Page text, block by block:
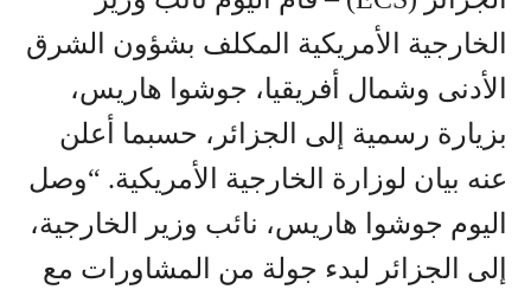
الخارجية الأمريكية المكلف بشؤون الشرق
الأدنى وشمال أفريقيا، جوشوا هاريس،
بزيارة رسمية إلى الجزائر، حسبما أعلن
عنه بيان لوزارة الخارجية الأمريكية. “وصل
اليوم جوشوا هاريس، نائب وزير الخارجية،
إلى الجزائر لبدء جولة من المشاورات مع